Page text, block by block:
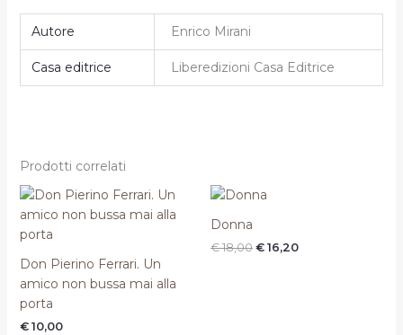
Autore Enrico Mirani
Casa editrice Liberedizioni Casa Editrice
Prodotti correlati
Don Pierino Ferrari. Un
amico non bussa mai alla
porta
€10,00
Donna
€18,00
Il
€ 18,00.
€ 16,20€ 16,20.